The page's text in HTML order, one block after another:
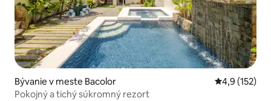
Bývanie v meste Bacolor Priemerné
4,9 (152)
Pokojný a tichý súkromný rezort